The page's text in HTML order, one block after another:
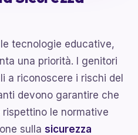
tecnologie educative,
una priorità. I genitori
a riconoscere i rischi del
devono garantire che
le normative
sulla sicurezza